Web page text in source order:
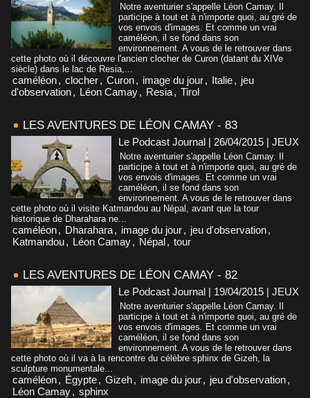
Notre aventurier s'appelle Léon Camay. Il
participe à tout et à n'importe quoi, au gré de
vos envois d'images. Et comme un vrai
caméléon, il se fond dans son
environnement. A vous de le retrouver dans
cette photo où il découvre l'ancien clocher de Curon (datant du XIVe
siècle) dans le lac de Resia,...
caméléon, clocher, Curon, image du jour, Italie, jeu
d'observation, Léon Camay, Resia, Tirol
LES AVENTURES DE LÉON CAMAY - 83
Le Podcast Journal | 26/04/2015 | JEUX
Notre aventurier s'appelle Léon Camay. Il
participe à tout et à n'importe quoi, au gré de
vos envois d'images. Et comme un vrai
caméléon, il se fond dans son
environnement. A vous de le retrouver dans
cette photo où il visite Katmandou au Népal, avant que la tour
historique de Dharahara ne...
caméléon, Dharahara, image du jour, jeu d'observation,
Katmandou, Léon Camay, Népal, tour
LES AVENTURES DE LÉON CAMAY - 82
Le Podcast Journal | 19/04/2015 | JEUX
Notre aventurier s'appelle Léon Camay. Il
participe à tout et à n'importe quoi, au gré de
vos envois d'images. Et comme un vrai
caméléon, il se fond dans son
environnement. A vous de le retrouver dans
cette photo où il va à la rencontre du célèbre sphinx de Gizeh, la
sculpture monumentale...
caméléon, Égypte, Gizeh, image du jour, jeu d'observation,
Léon Camay, sphinx